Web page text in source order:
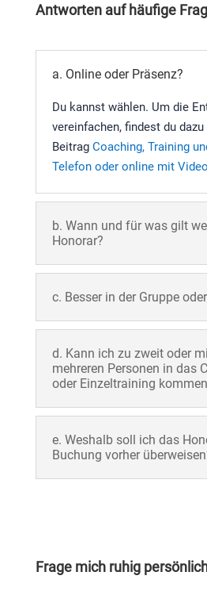
Antworten auf häufige
a. Online oder Präsenz?
Du kannst wählen. Um die
vereinfachen, findest du
Beitrag Coaching, Training
Telefon oder online mit Video
b. Wann und für was gilt
Honorar?
c. Besser in der Gruppe
d. Kann ich zu zweit oder
mehreren Personen in das
oder Einzeltraining
e. Weshalb soll ich das
Buchung vorher
Frage mich ruhig